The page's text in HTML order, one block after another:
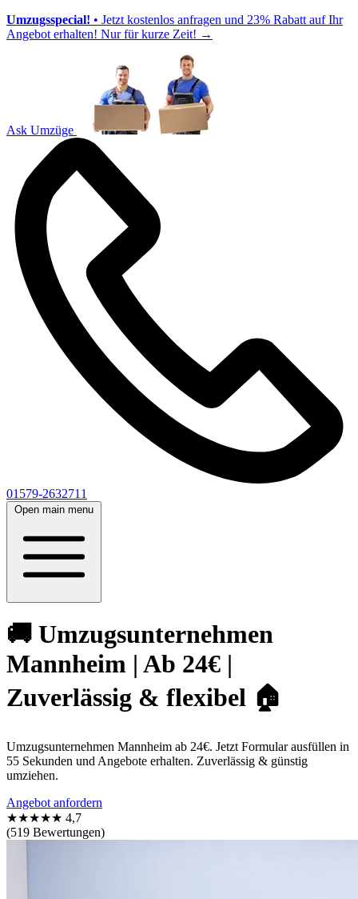
Umzugsspecial! • Jetzt kostenlos anfragen und 23% Rabatt auf Ihr
Angebot erhalten! Nur für kurze Zeit! →
Ask Umzüge
01579-2632711
Open main menu
🚚 Umzugsunternehmen
Mannheim | Ab 24€ |
Zuverlässig & flexibel 🏠
Umzugsunternehmen Mannheim ab 24€. Jetzt Formular ausfüllen in
55 Sekunden und Angebote erhalten. Zuverlässig & günstig
umziehen.
Angebot anfordern
★★★★★ 4,7
(519 Bewertungen)